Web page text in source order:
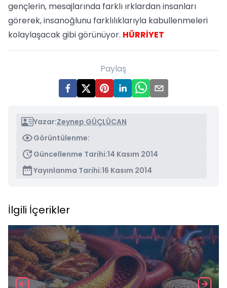
gençlerin, mesajlarında farklı ırklardan insanları
görerek, insanoğlunu farklılıklarıyla kabullenmeleri
kolaylaşacak gibi görünüyor. HÜRRİYET
Paylaş
Yazar:Zeynep GÜÇLÜCAN
Görüntülenme:
Güncellenme Tarihi:14 Kasım 2014
Yayınlanma Tarihi:16 Kasım 2014
İlgili İçerikler